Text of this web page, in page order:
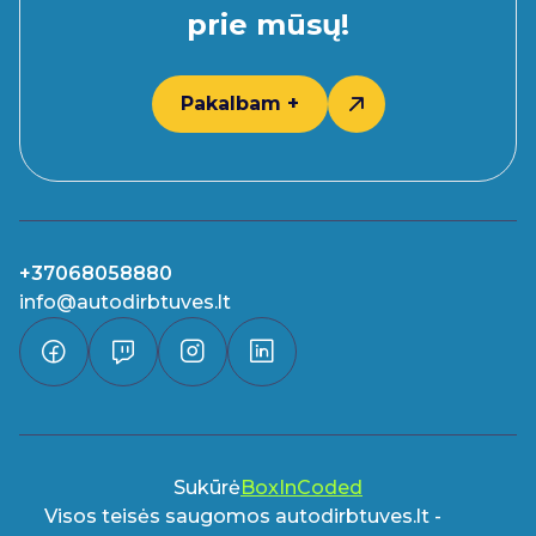
prie mūsų!
Pakalbam +
+37068058880
info@autodirbtuves.lt
SukūrėBoxInCoded
Visos teisės saugomos autodirbtuves.lt -